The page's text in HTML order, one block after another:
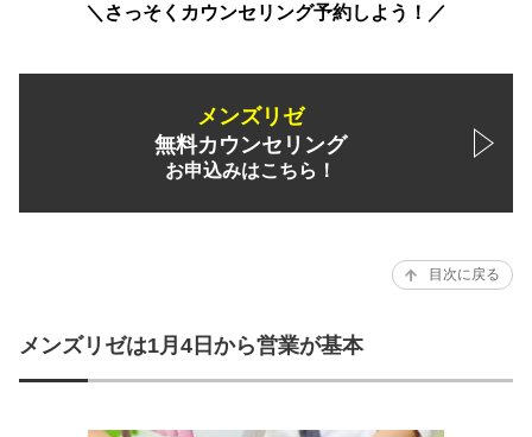
＼さっそくカウンセリング予約しよう！／
メンズリゼ
無料カウンセリング
お申込みはこちら！
目次に戻る
メンズリゼは1月4日から営業が基本